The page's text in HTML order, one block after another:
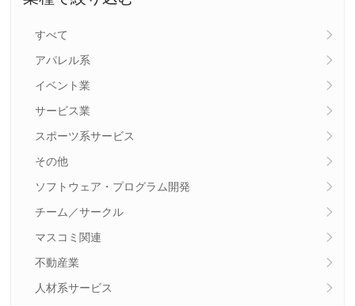
すべて
アパレル系
イベント業
サービス業
スポーツ系サービス
その他
ソフトウェア・プログラム開発
チーム／サークル
マスコミ関連
不動産業
人材系サービス